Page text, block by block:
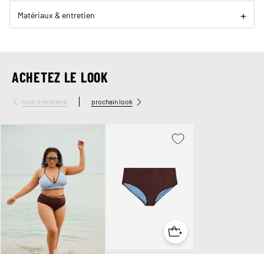
Matériaux & entretien
ACHETEZ LE LOOK
look précédent prochain look